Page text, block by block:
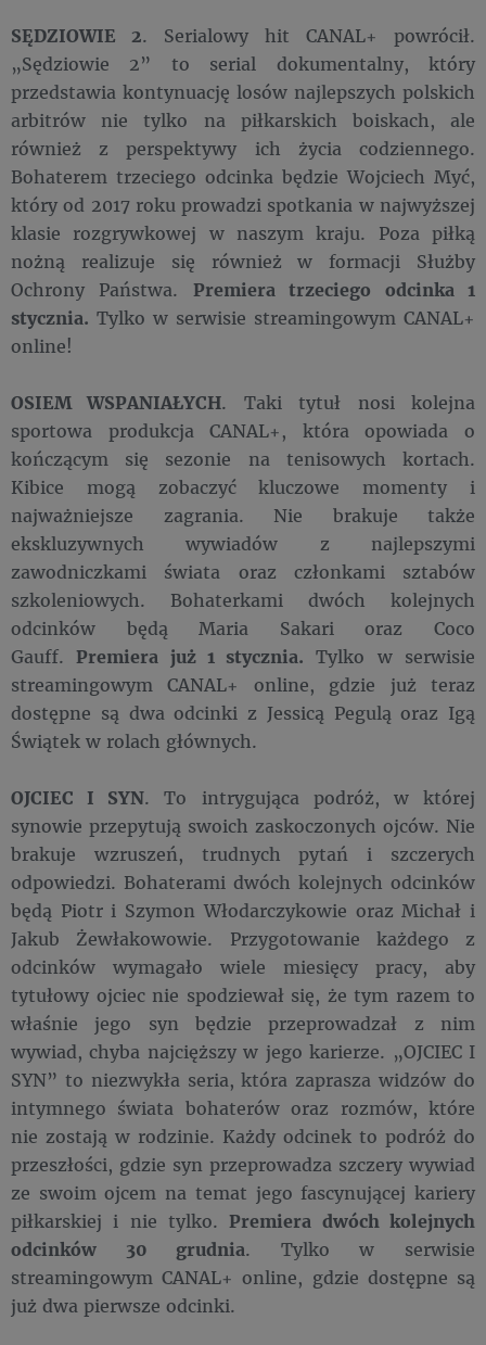
SĘDZIOWIE 2. Serialowy hit CANAL+ powrócił.
„Sędziowie 2” to serial dokumentalny, który
przedstawia kontynuację losów najlepszych polskich
arbitrów nie tylko na piłkarskich boiskach, ale
również z perspektywy ich życia codziennego.
Bohaterem trzeciego odcinka będzie Wojciech Myć,
który od 2017 roku prowadzi spotkania w najwyższej
klasie rozgrywkowej w naszym kraju. Poza piłką
nożną realizuje się również w formacji Służby
Ochrony Państwa. Premiera trzeciego odcinka 1
stycznia. Tylko w serwisie streamingowym CANAL+
online!
OSIEM WSPANIAŁYCH. Taki tytuł nosi kolejna
sportowa produkcja CANAL+, która opowiada o
kończącym się sezonie na tenisowych kortach.
Kibice mogą zobaczyć kluczowe momenty i
najważniejsze zagrania. Nie brakuje także
ekskluzywnych wywiadów z najlepszymi
zawodniczkami świata oraz członkami sztabów
szkoleniowych. Bohaterkami dwóch kolejnych
odcinków będą Maria Sakari oraz Coco
Gauff.Premiera już 1 stycznia. Tylko w serwisie
streamingowym CANAL+ online, gdzie już teraz
dostępne są dwa odcinki z Jessicą Pegulą oraz Igą
Świątek w rolach głównych.
OJCIEC I SYN. To intrygująca podróż, w której
synowie przepytują swoich zaskoczonych ojców. Nie
brakuje wzruszeń, trudnych pytań i szczerych
odpowiedzi. Bohaterami dwóch kolejnych odcinków
będą Piotr i Szymon Włodarczykowie oraz Michał i
Jakub Żewłakowowie. Przygotowanie każdego z
odcinków wymagało wiele miesięcy pracy, aby
tytułowy ojciec nie spodziewał się, że tym razem to
właśnie jego syn będzie przeprowadzał z nim
wywiad, chyba najcięższy w jego karierze. „OJCIEC I
SYN” to niezwykła seria, która zaprasza widzów do
intymnego świata bohaterów oraz rozmów, które
nie zostają w rodzinie. Każdy odcinek to podróż do
przeszłości, gdzie syn przeprowadza szczery wywiad
ze swoim ojcem na temat jego fascynującej kariery
piłkarskiej i nie tylko.Premiera dwóch kolejnych
odcinków 30 grudnia. Tylko w serwisie
streamingowym CANAL+ online, gdzie dostępne są
już dwa pierwsze odcinki.